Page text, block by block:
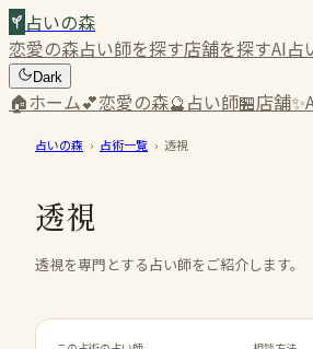
占いの森
恋愛の森占い師を探す店舗を探すAI占
Dark
🏠ホーム💕恋愛の森🔮占い師🏪店舗✨
占いの森 › 占術一覧 › 透視
透視
透視を専門とする占い師をご紹介します。